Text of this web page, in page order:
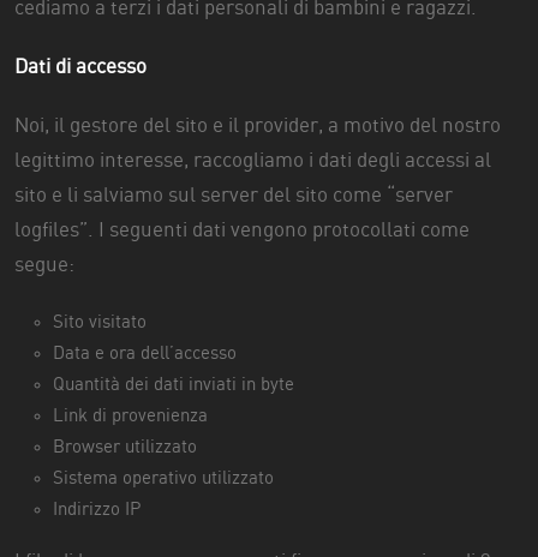
cediamo a terzi i dati personali di bambini e ragazzi.
Dati di accesso
Noi, il gestore del sito e il provider, a motivo del nostro
legittimo interesse, raccogliamo i dati degli accessi al
sito e li salviamo sul server del sito come “server
logfiles”. I seguenti dati vengono protocollati come
segue:
Sito visitato
Data e ora dell’accesso
Quantità dei dati inviati in byte
Link di provenienza
Browser utilizzato
Sistema operativo utilizzato
Indirizzo IP